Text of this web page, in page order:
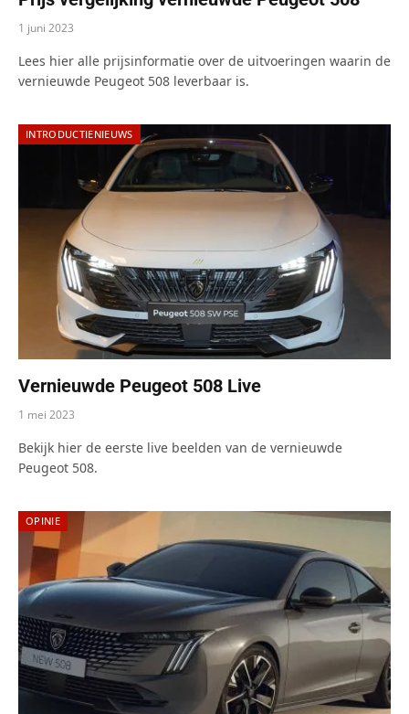
1 juni 2023
Lees hier alle prijsinformatie over de uitvoeringen waarin de
vernieuwde Peugeot 508 leverbaar is.
INTRODUCTIENIEUWS
Vernieuwde Peugeot 508 Live
1 mei 2023
Bekijk hier de eerste live beelden van de vernieuwde
Peugeot 508.
OPINIE